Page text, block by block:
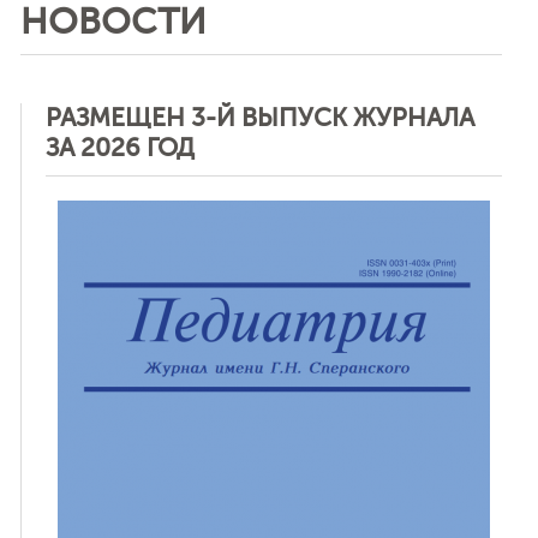
НОВОСТИ
РАЗМЕЩЕН 3-Й ВЫПУСК ЖУРНАЛА
ЗА 2026 ГОД